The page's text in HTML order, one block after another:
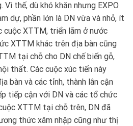
thế, dù khó khăn nhưng EXPO
dự, phần lớn là DN vừa và nhỏ, ít
cuộc XTTM, triển lãm ở nước
XTTM khác trên địa bàn cũng
tại chỗ cho DN chế biến gỗ,
thất. Các cuộc xúc tiến này
bàn và các tỉnh, thành lân cận
tiếp cận với DN và các tổ chức
XTTM tại chỗ trên, DN đã
thức xâm nhập cũng như thị